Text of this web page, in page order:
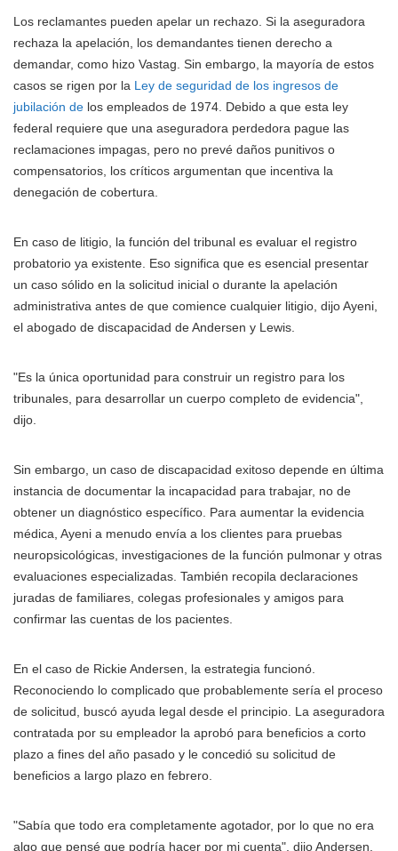
Los reclamantes pueden apelar un rechazo. Si la aseguradora
rechaza la apelación, los demandantes tienen derecho a
demandar, como hizo Vastag. Sin embargo, la mayoría de estos
casos se rigen por la Ley de seguridad de los ingresos de
jubilación de los empleados de 1974. Debido a que esta ley
federal requiere que una aseguradora perdedora pague las
reclamaciones impagas, pero no prevé daños punitivos o
compensatorios, los críticos argumentan que incentiva la
denegación de cobertura.
En caso de litigio, la función del tribunal es evaluar el registro
probatorio ya existente. Eso significa que es esencial presentar
un caso sólido en la solicitud inicial o durante la apelación
administrativa antes de que comience cualquier litigio, dijo Ayeni,
el abogado de discapacidad de Andersen y Lewis.
"Es la única oportunidad para construir un registro para los
tribunales, para desarrollar un cuerpo completo de evidencia",
dijo.
Sin embargo, un caso de discapacidad exitoso depende en última
instancia de documentar la incapacidad para trabajar, no de
obtener un diagnóstico específico. Para aumentar la evidencia
médica, Ayeni a menudo envía a los clientes para pruebas
neuropsicológicas, investigaciones de la función pulmonar y otras
evaluaciones especializadas. También recopila declaraciones
juradas de familiares, colegas profesionales y amigos para
confirmar las cuentas de los pacientes.
En el caso de Rickie Andersen, la estrategia funcionó.
Reconociendo lo complicado que probablemente sería el proceso
de solicitud, buscó ayuda legal desde el principio. La aseguradora
contratada por su empleador la aprobó para beneficios a corto
plazo a fines del año pasado y le concedió su solicitud de
beneficios a largo plazo en febrero.
"Sabía que todo era completamente agotador, por lo que no era
algo que pensé que podría hacer por mi cuenta", dijo Andersen.